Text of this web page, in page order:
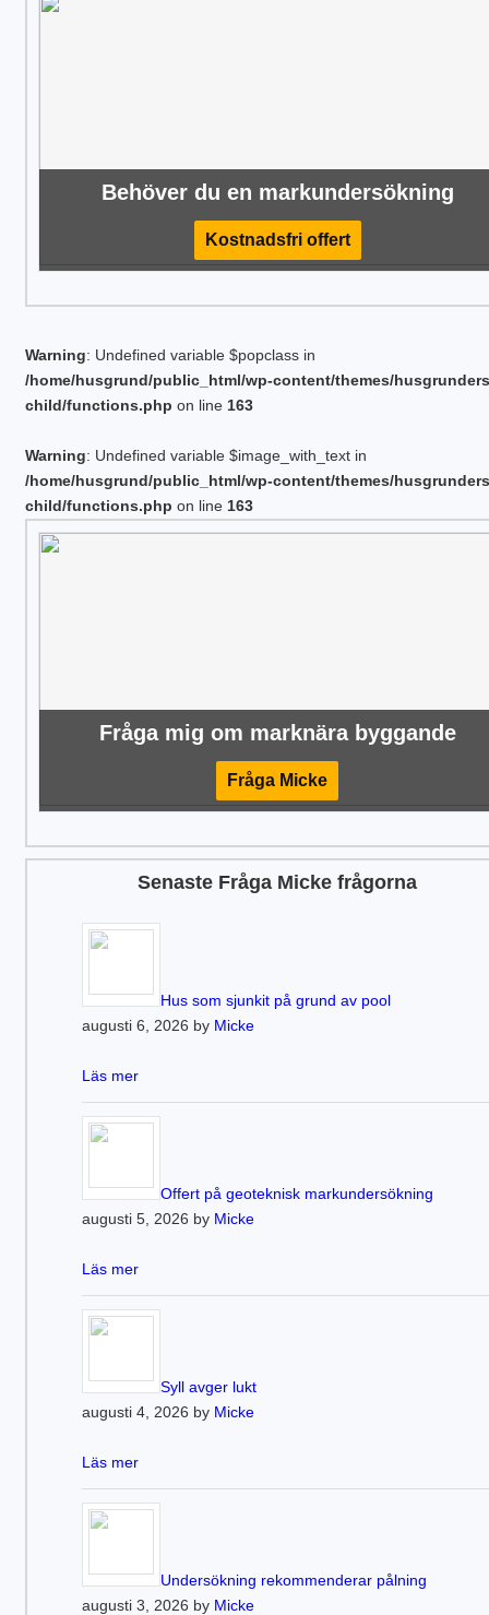
Behöver du en markundersökning
Kostnadsfri offert
Warning: Undefined variable $popclass in
/home/husgrund/public_html/wp-content/themes/
child/functions.php on line 163
Warning: Undefined variable $image_with_text in
/home/husgrund/public_html/wp-content/themes/
child/functions.php on line 163
Fråga mig om marknära byggande
Fråga Micke
Senaste Fråga Micke frågorna
Hus som sjunkit på grund av pool
augusti 6, 2026 by Micke
Läs mer
Offert på geoteknisk markundersökning
augusti 5, 2026 by Micke
Läs mer
Syll avger lukt
augusti 4, 2026 by Micke
Läs mer
Undersökning rekommenderar pålning
augusti 3, 2026 by Micke